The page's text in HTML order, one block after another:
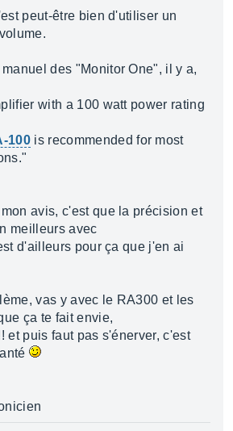
peut-être bien d'utiliser un
des "Monitor One", il y a,
with a 100 watt power rating
100 is recommended for most
avis, c'est que la précision et
meilleurs avec
d'ailleurs pour ça que j'en ai
vas y avec le RA300 et les
ça te fait envie,
et puis faut pas s'énerver, c'est